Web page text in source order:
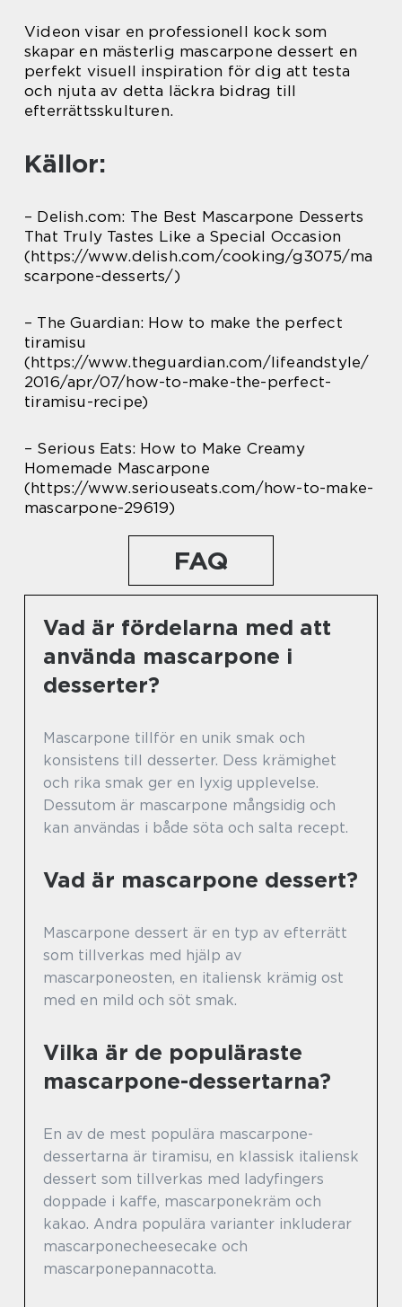
Videon visar en professionell kock som
skapar en mästerlig mascarpone dessert en
perfekt visuell inspiration för dig att testa
och njuta av detta läckra bidrag till
efterrättsskulturen.
Källor:
– Delish.com: The Best Mascarpone Desserts
That Truly Tastes Like a Special Occasion
(https://www.delish.com/cooking/g3075/ma
scarpone-desserts/)
– The Guardian: How to make the perfect
tiramisu
(https://www.theguardian.com/lifeandstyle/
2016/apr/07/how-to-make-the-perfect-
tiramisu-recipe)
– Serious Eats: How to Make Creamy
Homemade Mascarpone
(https://www.seriouseats.com/how-to-make-
mascarpone-29619)
FAQ
Vad är fördelarna med att
använda mascarpone i
desserter?
Mascarpone tillför en unik smak och
konsistens till desserter. Dess krämighet
och rika smak ger en lyxig upplevelse.
Dessutom är mascarpone mångsidig och
kan användas i både söta och salta recept.
Vad är mascarpone dessert?
Mascarpone dessert är en typ av efterrätt
som tillverkas med hjälp av
mascarponeosten, en italiensk krämig ost
med en mild och söt smak.
Vilka är de populäraste
mascarpone-dessertarna?
En av de mest populära mascarpone-
dessertarna är tiramisu, en klassisk italiensk
dessert som tillverkas med ladyfingers
doppade i kaffe, mascarponekräm och
kakao. Andra populära varianter inkluderar
mascarponecheesecake och
mascarponepannacotta.